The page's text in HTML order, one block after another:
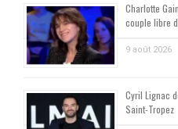
Charlotte
couple libre
9 août 2026
Cyril Lignac
Saint-Tropez